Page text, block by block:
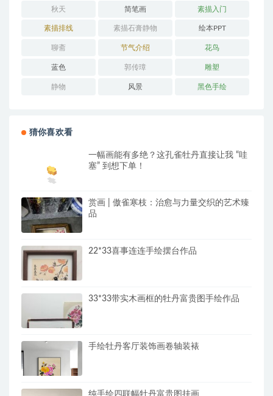
秋天 简笔画 素描入门
素描排线 素描石膏静物 绘本PPT
聊斋 节气介绍 花鸟
蓝色 郭传璋 雕塑
静物 风景 黑色手绘
猜你喜欢看
一幅画能有多绝？这孔雀牡丹直接让我 “哇
塞” 到想下单！
赏画 | 傲雀寒枝：治愈与力量交织的艺术臻
品
22*33喜事连连手绘摆台作品
33*33带实木画框的牡丹富贵图手绘作品
手绘牡丹客厅装饰画卷轴装裱
纯手绘四联幅牡丹富贵图挂画